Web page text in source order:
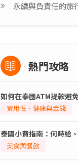
永續與負責任的旅
熱門攻略
如何在泰國ATM提款避
實用性、健康與金錢
泰國小費指南：何時給
美食與餐飲